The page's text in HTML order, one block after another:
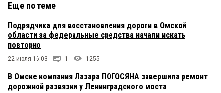
Еще по теме
Подрядчика для восстановления дороги в Омской
области за федеральные средства начали искать
повторно
22 июля 16:03 1 1255
В Омске компания Лазара ПОГОСЯНА завершила ремонт
дорожной развязки у Ленинградского моста